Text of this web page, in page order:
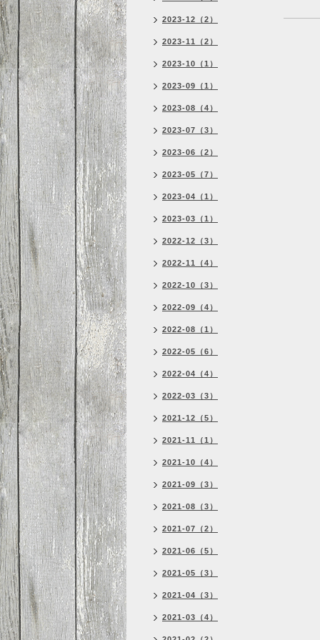
2023-12（2）
2023-11（2）
2023-10（1）
2023-09（1）
2023-08（4）
2023-07（3）
2023-06（2）
2023-05（7）
2023-04（1）
2023-03（1）
2022-12（3）
2022-11（4）
2022-10（3）
2022-09（4）
2022-08（1）
2022-05（6）
2022-04（4）
2022-03（3）
2021-12（5）
2021-11（1）
2021-10（4）
2021-09（3）
2021-08（3）
2021-07（2）
2021-06（5）
2021-05（3）
2021-04（3）
2021-03（4）